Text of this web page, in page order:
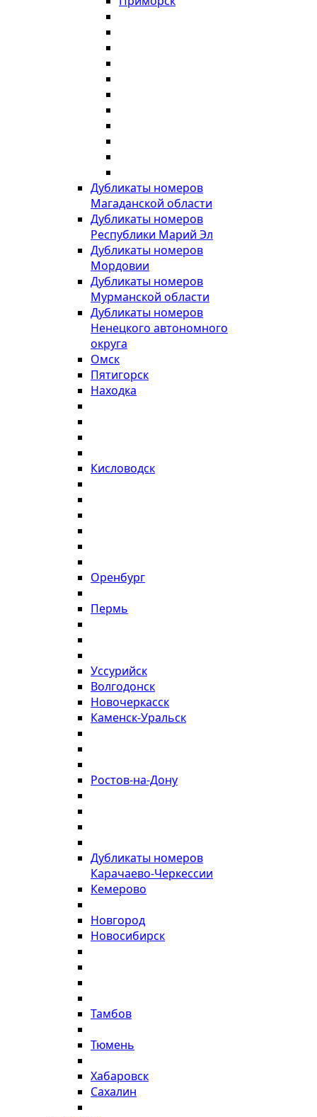
Дубликаты номеров
Магаданской области
Дубликаты номеров
Республики Марий Эл
Дубликаты номеров
Мордовии
Дубликаты номеров
Мурманской области
Дубликаты номеров
Ненецкого автономного
округа
Омск
Пятигорск
Находка
Кисловодск
Оренбург
Пермь
Уссурийск
Волгодонск
Новочеркасск
Каменск-Уральск
Ростов-на-Дону
Дубликаты номеров
Карачаево-Черкессии
Кемерово
Новгород
Новосибирск
Тамбов
Тюмень
Хабаровск
Сахалин